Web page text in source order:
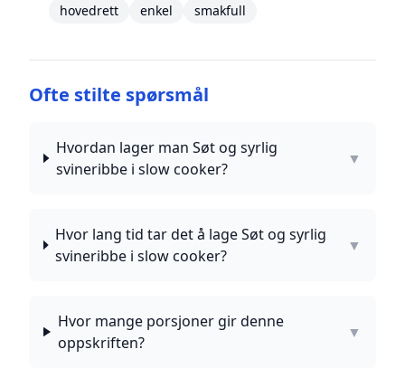
hovedrett
enkel smakfull
Ofte stilte spørsmål
Hvordan lager man Søt og syrlig
svineribbe i slow cooker?
▼
Hvor lang tid tar det å lage Søt og syrlig
svineribbe i slow cooker?
▼
Hvor mange porsjoner gir denne
oppskriften?
▼